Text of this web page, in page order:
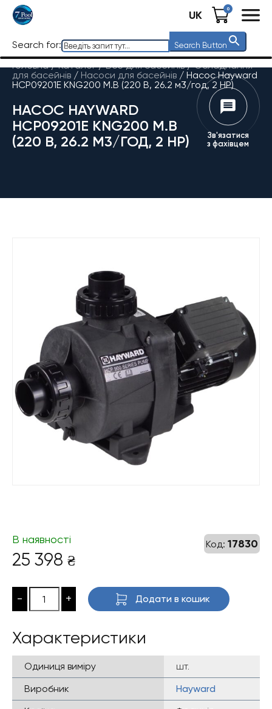
UK 0
Search for: Search Button
Головна / Каталог/Все для басейнів/Обладнання
для басейнів / Насоси для басейнів / Насос Hayward
HCP09201E KNG200 M.B (220 В, 26.2 м3/год, 2 HP)
НАСОС HAYWARD
HCP09201E KNG200 M.B
(220 В, 26.2 М3/ГОД, 2 HP)
Зв'язатися
з фахівцем
Код: 17830
В наявності
25 398 ₴
- + Додати в кошик
Характеристики
Одиниця виміру
шт.
Виробник
Hayward